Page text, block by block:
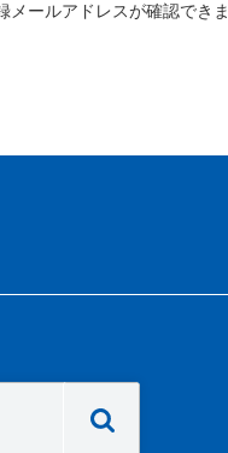
ールアドレスが確認できま